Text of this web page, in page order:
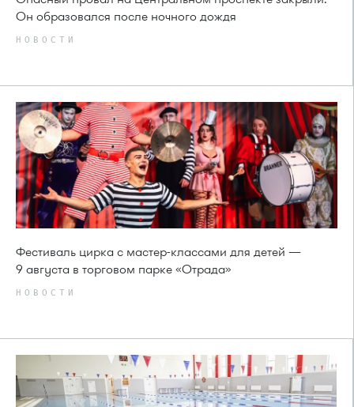
Он образовался после ночного дождя
НОВОСТИ
Фестиваль цирка с мастер-классами для детей —
9 августа в торговом парке «Отрада»
НОВОСТИ